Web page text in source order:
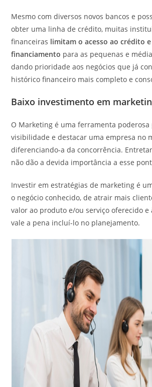
Mesmo com diversos novos bancos e
obter uma linha de crédito, muitas
financeiras limitam o acesso ao crédito e
financiamento para as pequenas e
dando prioridade aos negócios que já
histórico financeiro mais completo e
Baixo investimento em
O Marketing é uma ferramenta
visibilidade e destacar uma empresa no
diferenciando-a da concorrência.
não dão a devida importância a esse
Investir em estratégias de marketing é
o negócio conhecido, de atrair mais
valor ao produto e/ou serviço oferecido e
vale a pena incluí-lo no planejamento.